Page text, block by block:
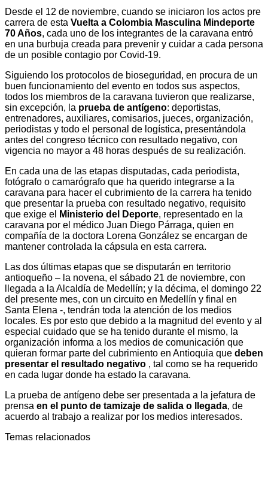
Desde el 12 de noviembre, cuando se iniciaron los actos pre
carrera de esta Vuelta a Colombia Masculina Mindeporte
70 Años, cada uno de los integrantes de la caravana entró
en una burbuja creada para prevenir y cuidar a cada persona
de un posible contagio por Covid-19.
Siguiendo los protocolos de bioseguridad, en procura de un
buen funcionamiento del evento en todos sus aspectos,
todos los miembros de la caravana tuvieron que realizarse,
sin excepción, la prueba de antígeno: deportistas,
entrenadores, auxiliares, comisarios, jueces, organización,
periodistas y todo el personal de logística, presentándola
antes del congreso técnico con resultado negativo, con
vigencia no mayor a 48 horas después de su realización.
En cada una de las etapas disputadas, cada periodista,
fotógrafo o camarógrafo que ha querido integrarse a la
caravana para hacer el cubrimiento de la carrera ha tenido
que presentar la prueba con resultado negativo, requisito
que exige el
Ministerio del Deporte, representado en la
caravana por el médico Juan Diego Párraga, quien en
compañía de la doctora Lorena González se encargan de
mantener controlada la cápsula en esta carrera.
Las dos últimas etapas que se disputarán en territorio
antioqueño – la novena, el sábado 21 de noviembre, con
llegada a la Alcaldía de Medellín; y la décima, el domingo 22
del presente mes, con un circuito en Medellín y final en
Santa Elena -, tendrán toda la atención de los medios
locales. Es por esto que debido a la magnitud del evento y al
especial cuidado que se ha tenido durante el mismo, la
organización informa a los medios de comunicación que
quieran formar parte del cubrimiento en Antioquia que deben
presentar el resultado negativo , tal como se ha requerido
en cada lugar donde ha estado la caravana.
La prueba de antígeno debe ser presentada a la jefatura de
prensa en el punto de tamizaje de salida o llegada, de
acuerdo al trabajo a realizar por los medios interesados.
Temas relacionados